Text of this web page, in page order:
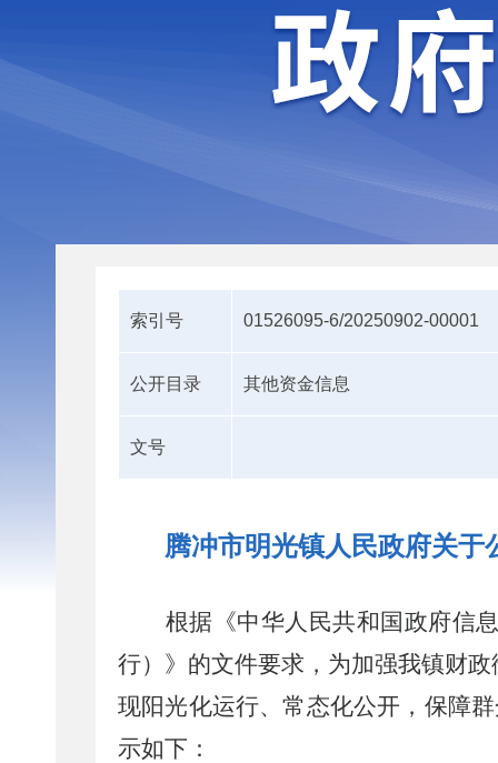
索引号 01526095-6/20250902-00001
公开目录 其他资金信息
文号
腾冲市明光镇人民政府关
根据《中华人民共和国政府信
行）》的文件要求，为加强我镇财
现阳光化运行、常态化公开，保障
示如下：